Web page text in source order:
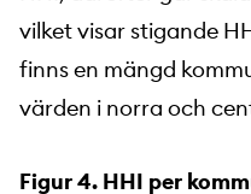
vilket visar stigande
finns en mängd
värden i norra och
Figur 4. HHI per